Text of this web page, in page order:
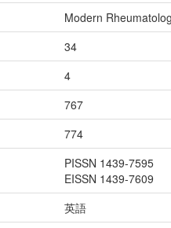
Modern
34
4
767
774
PISSN 1439-7595
EISSN 1439-7609
英語